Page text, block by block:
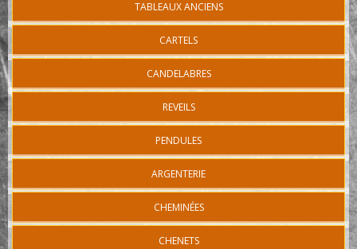
TABLEAUX ANCIENS
CARTELS
CANDELABRES
REVEILS
PENDULES
ARGENTERIE
CHEMINÉES
CHENETS